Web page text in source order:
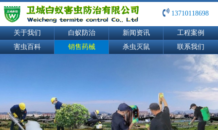
13710118698
关于我们 白蚁防治 新闻资讯
工程案例
害虫百科
销售药械 杀虫灭鼠 联系我们